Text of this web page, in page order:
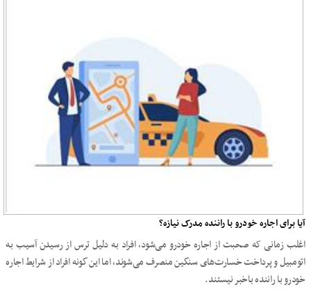
آیا برای اجاره خودرو با راننده مدرک نیازه؟
اغلب زمانی که صحبت از اجاره خودرو می‌شود، افراد به دلیل ترس از رسیدن آسیب به
اتومبیل و پرداخت خسارت‌های سنگین منصرف می‌شوند، اما این گونه افراد از شرایط اجاره
خودرو با راننده باخبر نیستند.